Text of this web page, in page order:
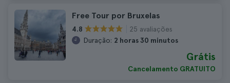
Free Tour por Bruxelas
4.8
25 avaliações
Duração: 2 horas 30 minutos
Grátis
Cancelamento GRATUITO